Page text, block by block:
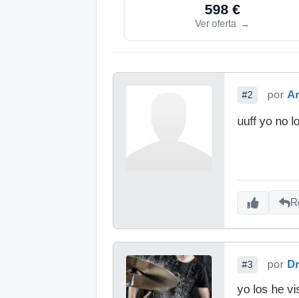
598 €
Ver oferta →
#2 por
uuff yo no
#3 por
yo los he